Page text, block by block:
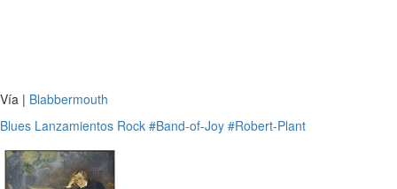
Vía | Blabbermouth
Blues Lanzamientos Rock #Band-of-Joy #Robert-Plant